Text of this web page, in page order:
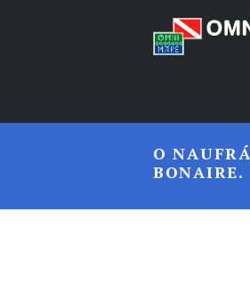
O
BONAIRE.